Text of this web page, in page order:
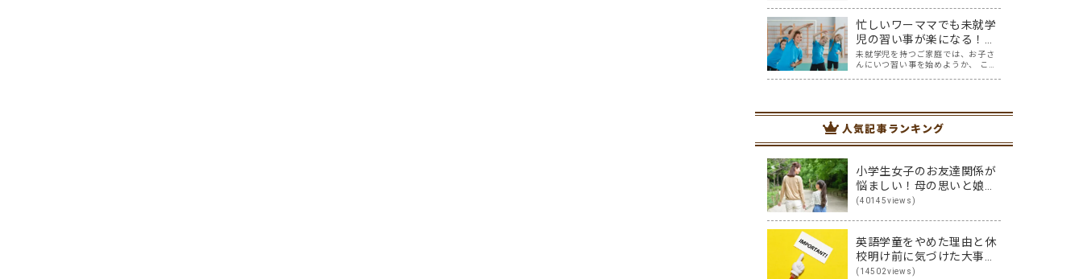
中、小学生を英会話教室に通わせて
いるママ達の悩みを耳にすることが
増えた気がします。 英語はプロに任
せた方が安…
忙しいワーママでも未就学
児の習い事が楽になる！大
切な3つのポイント
未就学児を持つご家庭では、お子さ
んにいつ習い事を始めようか、 この
ノ！？」 「あの子は幼児教室！？」
と、す…
人気記事ランキング
小学生女子のお友達関係が
悩ましい！母の思いと娘の
思いを伝え合った親子
(40145views)
英語学童をやめた理由と休
校明け前に気づけた大事な
こと
(14502views)